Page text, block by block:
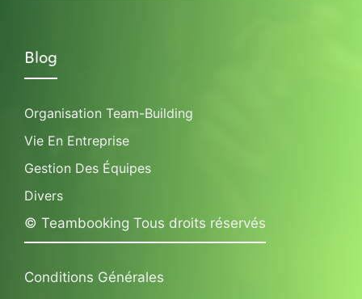
Blog
Organisation Team-Building
Vie En Entreprise
Gestion Des Équipes
Divers
© Teambooking Tous droits réservés
Conditions Générales